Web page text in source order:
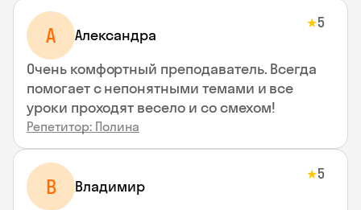
A Aлександра
★5
Очень комфортный преподаватель. Всегда
помогает с непонятными темами и все
уроки проходят весело и со смехом!
Репетитор: Полина
В Владимир
★5